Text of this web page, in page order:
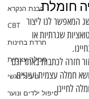
הבנת הנקרא
CBT
חרדת בחינות
חמלה עצמית
טיפול רגשי
טיפול ילדים ונוער
חומלת.
המאפשר לנו ליצור
שגרתיות או
חזרה לכתבות באתר וגם
חמלה עצמית ועיניים
לחיינו.